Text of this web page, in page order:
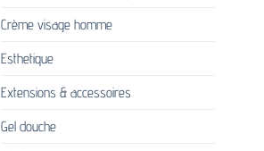
Crème visage homme
Esthetique
Extensions & accessoires
Gel douche